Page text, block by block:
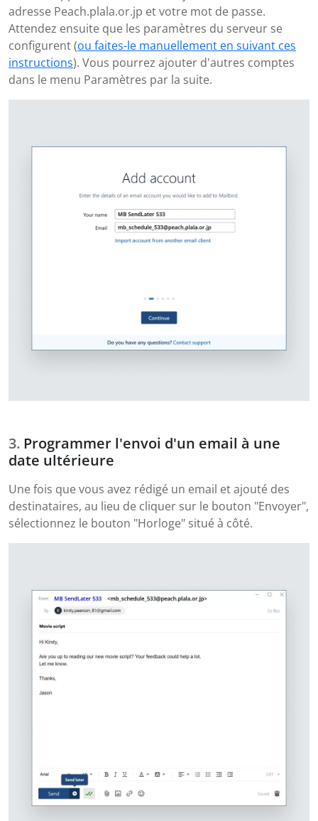
adresse Peach.plala.or.jp et votre mot de passe.
Attendez ensuite que les paramètres du serveur se
configurent (ou faites-le manuellement en suivant ces
instructions). Vous pourrez ajouter d'autres comptes
dans le menu Paramètres par la suite.
Programmer l'envoi d'un email à une
date ultérieure
Une fois que vous avez rédigé un email et ajouté des
destinataires, au lieu de cliquer sur le bouton "Envoyer",
sélectionnez le bouton "Horloge" situé à côté.